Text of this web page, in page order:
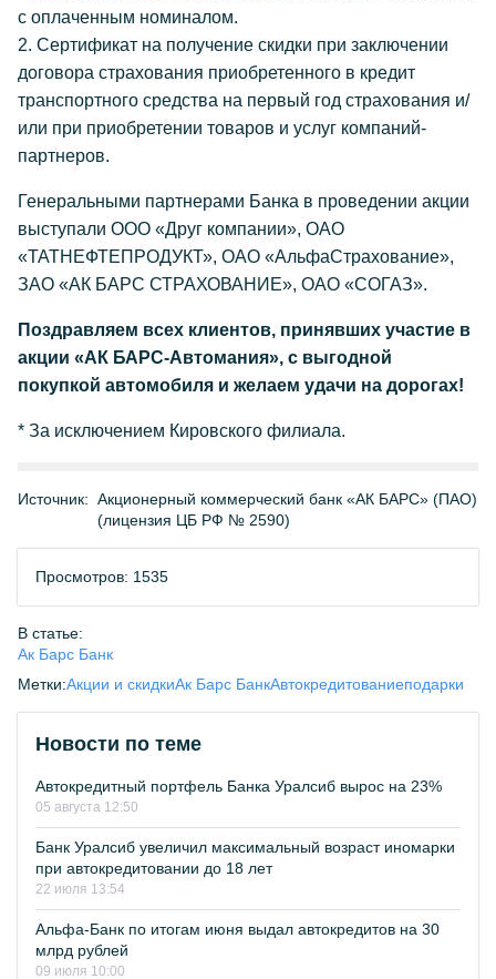
с оплаченным номиналом.
2. Сертификат на получение скидки при заключении
договора страхования приобретенного в кредит
транспортного средства на первый год страхования и/
или при приобретении товаров и услуг компаний-
партнеров.
Генеральными партнерами Банка в проведении акции
выступали ООО «Друг компании», ОАО
«ТАТНЕФТЕПРОДУКТ», ОАО «АльфаСтрахование»,
ЗАО «АК БАРС СТРАХОВАНИЕ», ОАО «СОГАЗ».
Поздравляем всех клиентов, принявших участие в
акции «АК БАРС-Автомания», с выгодной
покупкой автомобиля и желаем удачи на дорогах!
* За исключением Кировского филиала.
Источник: Акционерный коммерческий банк «АК БАРС» (ПАО)
(лицензия ЦБ РФ № 2590)
Просмотров: 1535
В статье:
Ак Барс Банк
Метки:Акции и скидкиАк Барс БанкАвтокредитованиеподарки
Новости по теме
Автокредитный портфель Банка Уралсиб вырос на 23%
05 августа 12:50
Банк Уралсиб увеличил максимальный возраст иномарки
при автокредитовании до 18 лет
22 июля 13:54
Альфа-Банк по итогам июня выдал автокредитов на 30
млрд рублей
09 июля 10:00